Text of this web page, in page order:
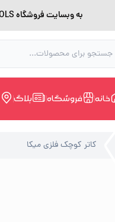
به وبسایت فروشگاه GS-TOOLS خوش آمدید. لطفا بدلیل اختلال اینترنت برای خرید و مشاوره با شماره 09228168388 در ارتباط باشید.
خانه فروشگاه بلاگ
کاتر کوچک فلزی میکا